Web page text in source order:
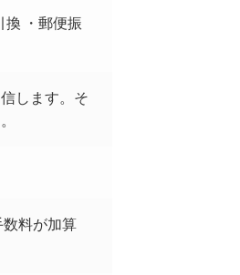
換 ・郵便振
します。そ
料が加算